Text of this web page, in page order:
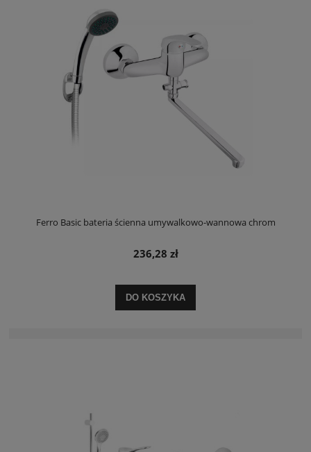
Ferro Basic bateria ścienna umywalkowo-wannowa chrom
236,28 zł
DO KOSZYKA